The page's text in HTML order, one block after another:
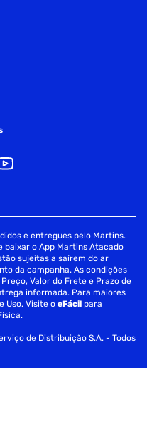
e entregues pelo Martins.
baixar o App Martins Atacado
sujeitas a saírem do ar
da campanha. As condições
Valor do Frete e Prazo de
informada. Para maiores
Uso. Visite oeFácil para
de Distribuição S.A. - Todos